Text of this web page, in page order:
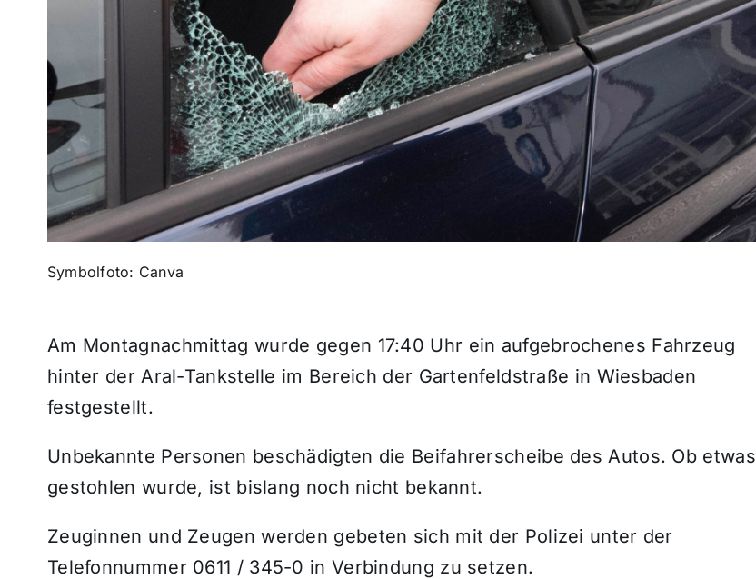
Symbolfoto: Canva
Am Montagnachmittag wurde gegen 17:40 Uhr ein aufgebrochenes Fahrzeug
hinter der Aral-Tankstelle im Bereich der Gartenfeldstraße in Wiesbaden
festgestellt.
Unbekannte Personen beschädigten die Beifahrerscheibe des Autos. Ob etwas
gestohlen wurde, ist bislang noch nicht bekannt.
Zeuginnen und Zeugen werden gebeten sich mit der Polizei unter der
Telefonnummer 0611 / 345-0 in Verbindung zu setzen.